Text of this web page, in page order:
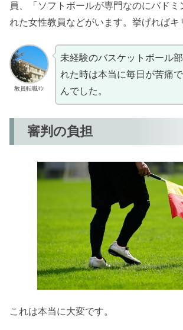
員、「ソフトボールが専門なのにバドミ
れた女性教員などがいます。挙げればキ
教員転職ﾏﾝ
未経験のバスケットボール
れた時は本当に毎日が苦痛
んでした。
審判の負担
これは本当に大変です。